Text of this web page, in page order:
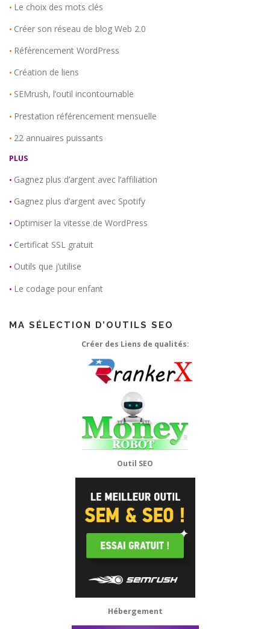
• Le choix des mots clés
• Créer son réseau de blog Web 2.0
• Référencement WordPress
• Création de liens
• SEMrush, l’outil incontournable
• Prestation référencement mensuelle
• 22 annuaires puissants
PLUS
• Gagnez plus d’argent avec l’affiliation
• Gagnez plus d’argent avec Spotify
• Optimiser la vitesse de WordPress
• Certificat SSL gratuit
• Outils que j’utilise
• Le codage pour enfant
MA SÉLECTION D’OUTILS SEO
Créer des Liens de qualités:
Outil SEO
Hébergement